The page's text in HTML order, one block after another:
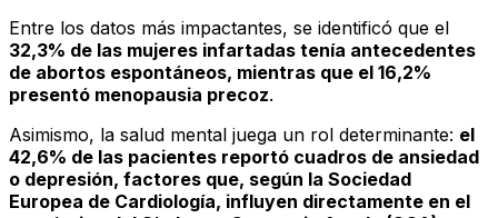
Entre los datos más impactantes, se identificó que el
32,3% de las mujeres infartadas tenía antecedentes
de abortos espontáneos, mientras que el 16,2%
presentó menopausia precoz.
Asimismo, la salud mental juega un rol determinante: el
42,6% de las pacientes reportó cuadros de ansiedad
o depresión, factores que, según la Sociedad
Europea de Cardiología, influyen directamente en el